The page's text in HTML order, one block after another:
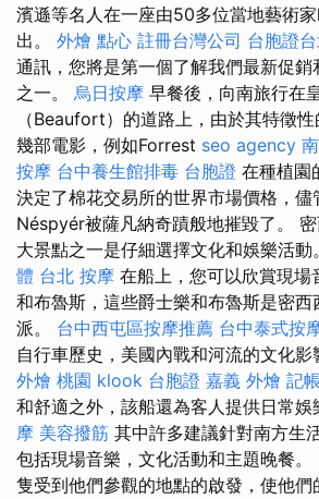
濱遜等名人在一座由50多位當地藝術
出。 外燴 點心 註冊台灣公司 台胞證
通訊，您將是第一個了解我們最新促銷
之一。 烏日按摩 早餐後，向南旅行在
（Beaufort）的道路上，由於其特徵
幾部電影，例如Forrest seo agency
按摩 台中養生館排毒 台胞證 在種植園
決定了棉花交易所的世界市場價格，儘
Néspyér被薩凡納奇蹟般地摧毀了。
大景點之一是仔細選擇文化和娛樂活動
體 台北 按摩 在船上，您可以欣賞現場
和布魯斯，這些爵士樂和布魯斯是密
派。 台中西屯區按摩推薦 台中泰式按
自行車歷史，美國內戰和河流的文化影
外燴 桃園 klook 台胞證 嘉義 外燴 記
和舒適之外，該船還為客人提供日常娛
摩 美容撥筋 其中許多建議針對南方生
包括現場音樂，文化活動和主題晚餐
隻受到他們參觀的地點的啟發，使他們